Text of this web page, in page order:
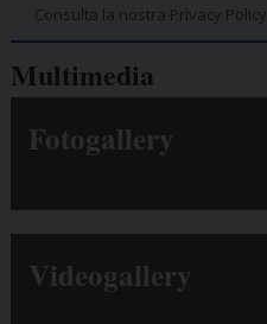
Consulta la nostra Privacy Policy.
Multimedia
Fotogallery
Videogallery